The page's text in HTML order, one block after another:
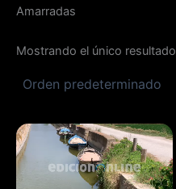
Amarradas
Mostrando el único resultado